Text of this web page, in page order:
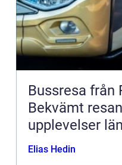
Bussresa från
Bekvämt
upplevelser
Elias Hedin